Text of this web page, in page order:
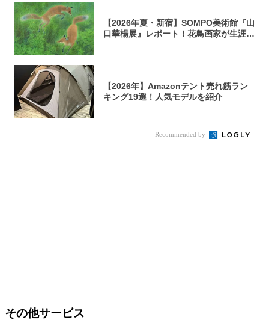
【2026年夏・新宿】SOMPO美術館『山
口華楊展』レポート！花鳥画家が生涯描
【2026年】Amazonテント売れ筋ラン
キング19選！人気モデルを紹介
Recommended by
その他サービス